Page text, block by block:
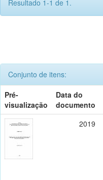
Resultado 1-1 de 1.
Conjunto de itens:
Pré-
visualização
Data do
documento
2019